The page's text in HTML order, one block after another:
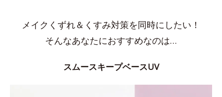
メイクくずれ＆くすみ対策を同時にしたい！
そんなあなたにおすすめなのは…
スムースキープベースUV